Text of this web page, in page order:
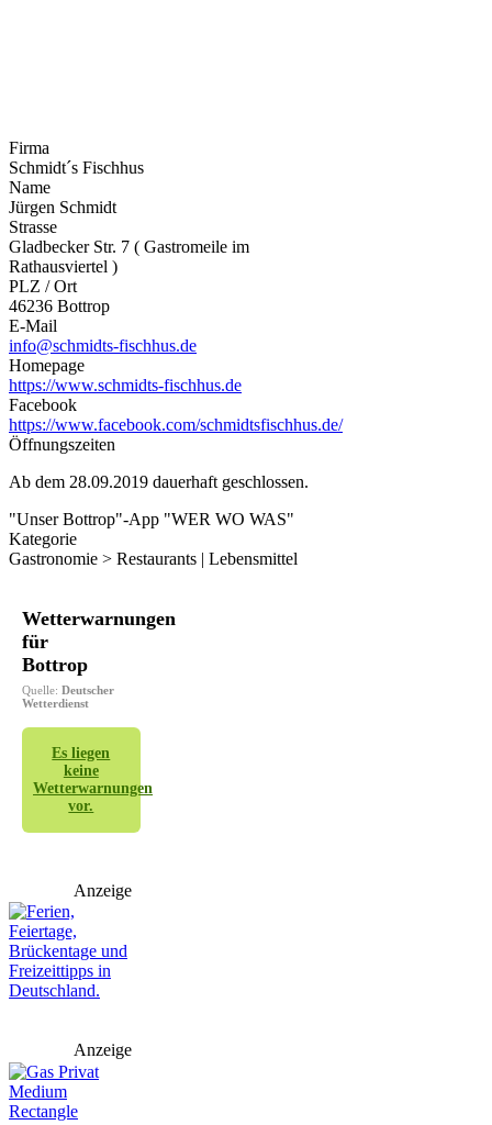
Firma
Schmidt´s Fischhus
Name
Jürgen Schmidt
Strasse
Gladbecker Str. 7 ( Gastromeile im
Rathausviertel )
PLZ / Ort
46236 Bottrop
E-Mail
info@schmidts-fischhus.de
Homepage
https://www.schmidts-fischhus.de
Facebook
https://www.facebook.com/schmidtsfischhus.de/
Öffnungszeiten
Ab dem 28.09.2019 dauerhaft geschlossen.
"Unser Bottrop"-App "WER WO WAS"
Kategorie
Gastronomie > Restaurants | Lebensmittel
Wetterwarnungen
für
Bottrop
Quelle: Deutscher
Wetterdienst
Es liegen
keine
Wetterwarnungen
vor.
Anzeige
Anzeige